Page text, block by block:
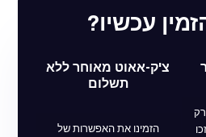
עכשיו?
צ'ק-אאוט מאוחר ללא
תשלום
הזמינו את האפשרות של